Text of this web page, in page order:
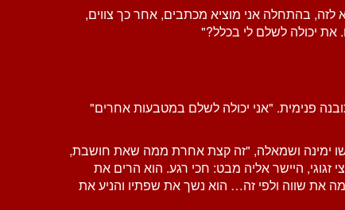
לזה, בהתחלה אני מוציא מכתבים, אחר כך צווים,
את יכולה לשלם לי בכלל?"
פנימית. "אני יכולה לשלם במטבעות אחרים"
ימינה ושמאלה, "זה קצת אחרת ממה שאת חושבת,
היישר אליה מבט: חכי רגע. הוא הרים את
את שווה ולפי זה… הוא נשך את שפתיו והניע את